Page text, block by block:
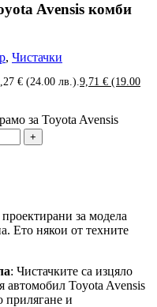
Avensis комби
, Чистачки
€ (24.00 лв.). 9,71 € (19.00
за Toyota Avensis
за модела
Ето някои от техните
: Чистачките са изцяло
автомобил Toyota Avensis
прилягане и